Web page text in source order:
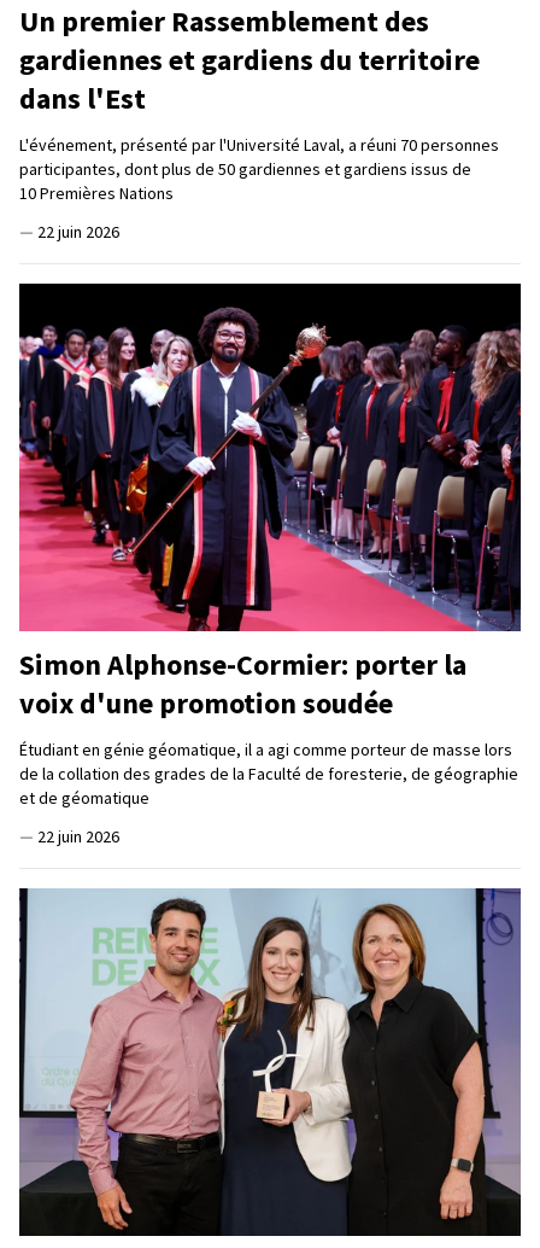
Un premier Rassemblement des
gardiennes et gardiens du territoire
dans l'Est
L'événement, présenté par l'Université Laval, a réuni 70 personnes
participantes, dont plus de 50 gardiennes et gardiens issus de
10 Premières Nations
— 22 juin 2026
Simon Alphonse-Cormier: porter la
voix d'une promotion soudée
Étudiant en génie géomatique, il a agi comme porteur de masse lors
de la collation des grades de la Faculté de foresterie, de géographie
et de géomatique
— 22 juin 2026